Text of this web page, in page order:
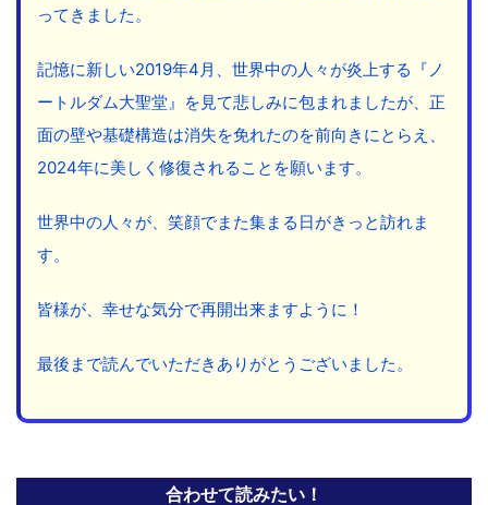
ってきました。
記憶に新しい2019年4月、世界中の人々が炎上する『ノ
ートルダム大聖堂』を見て悲しみに包まれましたが、正
面の壁や基礎構造は消失を免れたのを前向きにとらえ、
2024年に美しく修復されることを願います。
世界中の人々が、笑顔でまた集まる日がきっと訪れま
す。
皆様が、幸せな気分で再開出来ますように！
最後まで読んでいただきありがとうございました。
合わせて読みたい！